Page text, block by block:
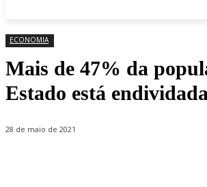
ECONOMIA
Mais de 47% da
Estado está endividada
28 de maio de 2021